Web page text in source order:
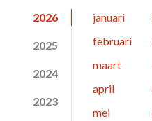
2026
2025
2024
2023
januari
februari
maart
april
mei